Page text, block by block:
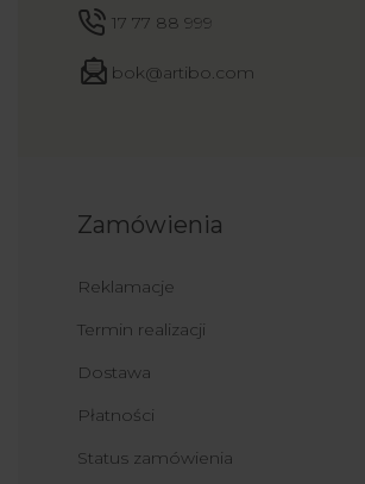
Zamówienia
Reklamacje
Termin realizacji
Dostawa
Płatności
Status zamówienia
17 77 88 999
bok@artibo.com